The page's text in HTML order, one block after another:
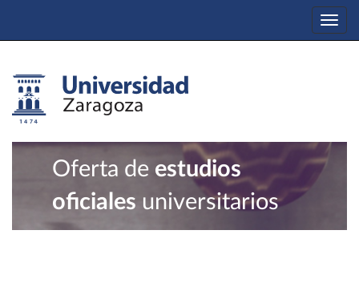
Oferta de estudios
oficiales universitarios